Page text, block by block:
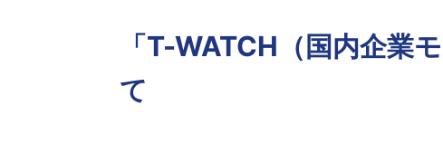
「T-WATCH（国内企業
て